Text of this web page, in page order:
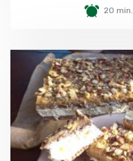
20 min.